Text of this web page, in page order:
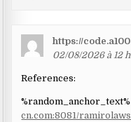
https://
02/08/2026 à 12
References:
cn.com:8081/